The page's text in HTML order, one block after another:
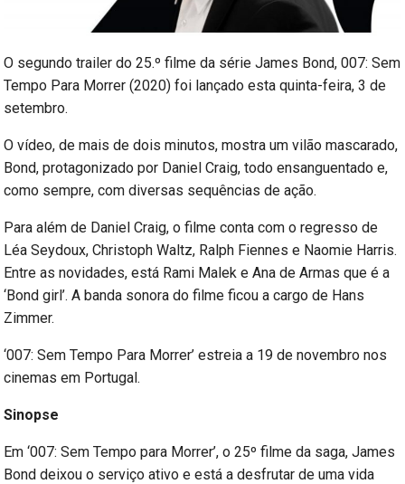
O segundo trailer do 25.º filme da série James Bond, 007: Sem
Tempo Para Morrer (2020) foi lançado esta quinta-feira, 3 de
setembro.
O vídeo, de mais de dois minutos, mostra um vilão mascarado,
Bond, protagonizado por Daniel Craig, todo ensanguentado e,
como sempre, com diversas sequências de ação.
Para além de Daniel Craig, o filme conta com o regresso de
Léa Seydoux, Christoph Waltz, Ralph Fiennes e Naomie Harris.
Entre as novidades, está Rami Malek e Ana de Armas que é a
‘Bond girl’. A banda sonora do filme ficou a cargo de Hans
Zimmer.
‘007: Sem Tempo Para Morrer’ estreia a 19 de novembro nos
cinemas em Portugal.
Sinopse
Em ‘007: Sem Tempo para Morrer’, o 25º filme da saga, James
Bond deixou o serviço ativo e está a desfrutar de uma vida